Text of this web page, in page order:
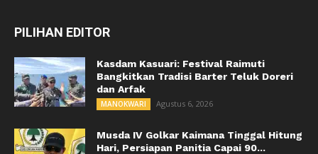
PILIHAN EDITOR
Kasdam Kasuari: Festival Raimuti
Bangkitkan Tradisi Barter Teluk Doreri
dan Arfak
MANOKWARI Agustus 6, 2026
Musda IV Golkar Kaimana Tinggal Hitung
Hari, Persiapan Panitia Capai 90...